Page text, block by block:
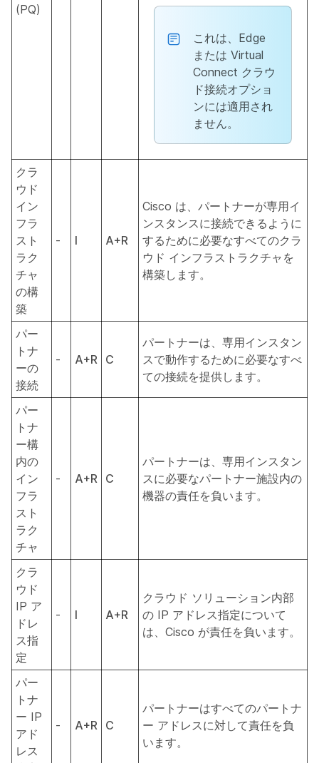
(PQ)
これは、Edge
または Virtual
Connect クラウ
ド接続オプショ
ンには適用され
ません。
クラ
ウド
イン
フラ
スト
ラク
チャ
の構
築
- I A+R
Cisco は、パートナーが専用イ
ンスタンスに接続できるように
するために必要なすべてのクラ
ウド インフラストラクチャを
構築します。
パー
トナ
ーの
接続
- A+R C
パートナーは、専用インスタン
スで動作するために必要なすべ
ての接続を提供します。
パー
トナ
ー構
内の
イン
フラ
スト
ラク
チャ
- A+R C
パートナーは、専用インスタン
スに必要なパートナー施設内の
機器の責任を負います。
クラ
ウド
IP ア
ドレ
ス指
定
- I A+R
クラウド ソリューション内部
の IP アドレス指定について
は、Cisco が責任を負います。
パー
トナ
ー IP
アド
レス
- A+R C
パートナーはすべてのパートナ
ー アドレスに対して責任を負
います。